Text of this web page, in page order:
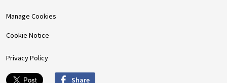
Manage Cookies
Cookie Notice
Privacy Policy
Share